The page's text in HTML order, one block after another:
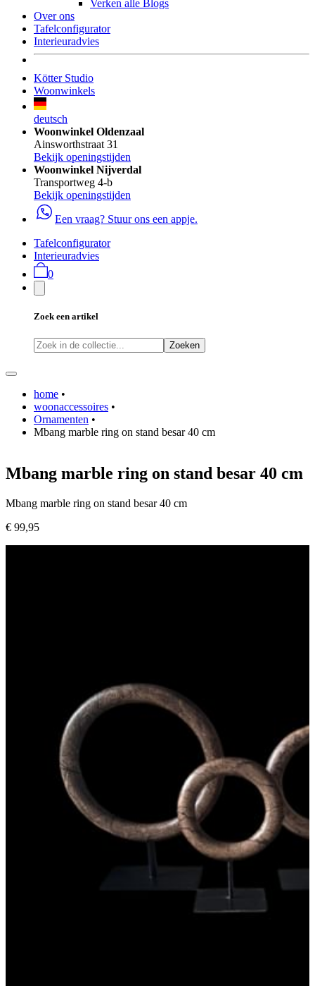
Verken alle Blogs
Over ons
Tafelconfigurator
Interieuradvies
Kötter Studio
Woonwinkels
deutsch
Woonwinkel Oldenzaal
Ainsworthstraat 31
Bekijk openingstijden
Woonwinkel Nijverdal
Transportweg 4-b
Bekijk openingstijden
Een vraag? Stuur ons een appje.
Tafelconfigurator
Interieuradvies
0
Zoek een artikel
Zoeken
home •
woonaccessoires •
Ornamenten •
Mbang marble ring on stand besar 40 cm
Mbang marble ring on stand besar 40 cm
Mbang marble ring on stand besar 40 cm
€ 99,95